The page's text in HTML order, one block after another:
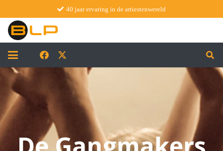
40 jaar ervaring in de artiestenwereld